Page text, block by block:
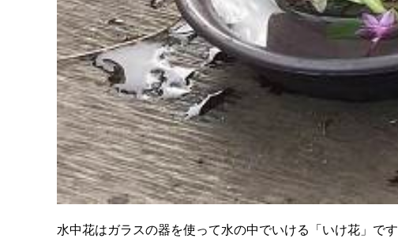
水中花はガラスの器を使って水の中でいける「いけ花」です